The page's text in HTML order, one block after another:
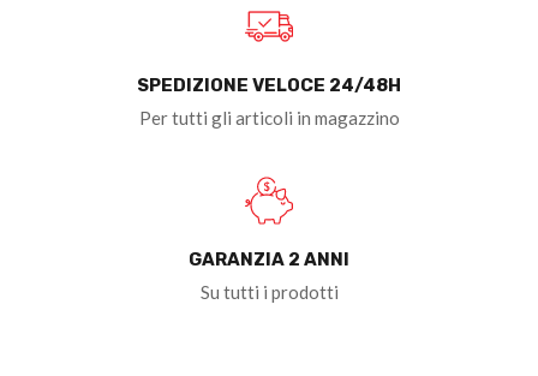
SPEDIZIONE VELOCE 24/48H
Per tutti gli articoli in magazzino
GARANZIA 2 ANNI
Su tutti i prodotti